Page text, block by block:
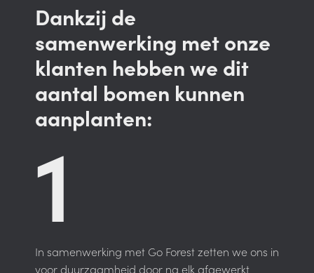
Dankzij de
samenwerking met onze
klanten hebben we dit
aantal bomen kunnen
aanplanten:
1
In samenwerking met Go Forest zetten we ons in
voor duurzaamheid door na elk afgewerkt